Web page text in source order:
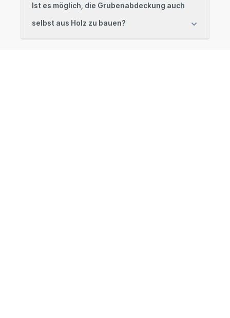
Ist es möglich, die Grubenabdeckung auch
selbst aus Holz zu bauen?